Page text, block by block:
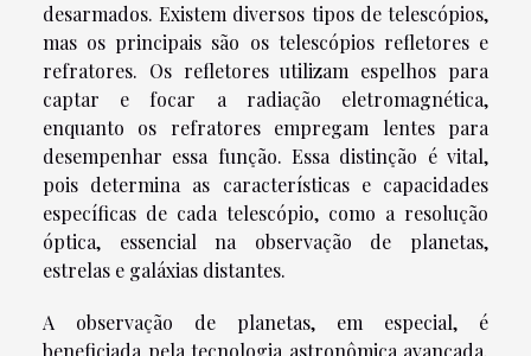
desarmados. Existem diversos tipos de telescópios,
mas os principais são os telescópios refletores e
refratores. Os refletores utilizam espelhos para
captar e focar a radiação eletromagnética,
enquanto os refratores empregam lentes para
desempenhar essa função. Essa distinção é vital,
pois determina as características e capacidades
específicas de cada telescópio, como a resolução
óptica, essencial na observação de planetas,
estrelas e galáxias distantes.
A observação de planetas, em especial, é